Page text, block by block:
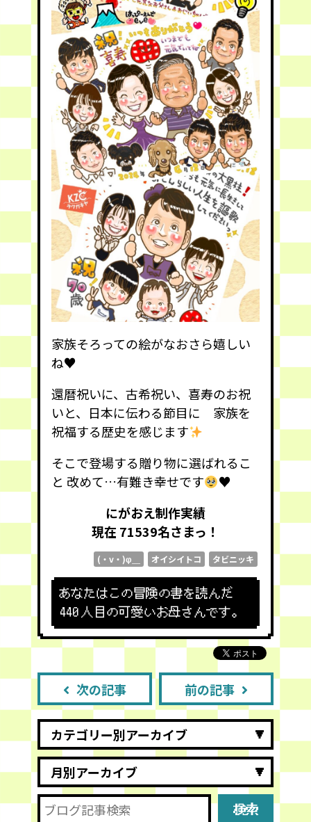
家族そろっての絵がなおさら嬉しい
ね♥️
還暦祝いに、古希祝い、喜寿のお祝
いと、日本に伝わる節目に 家族を
祝福する歴史を感じます
そこで登場する贈り物に選ばれるこ
と 改めて…有難き幸せです
♥️
にがおえ制作実績
現在 71539名さまっ！
(・v・)φ＿ オイシイトコ タビニッキ
あなたはこの冒険の書を読んだ
440 人目の可愛いお母さんです。
次の記事 前の記事